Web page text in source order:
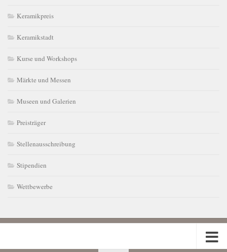
Keramikpreis
Keramikstadt
Kurse und Workshops
Märkte und Messen
Museen und Galerien
Preisträger
Stellenausschreibung
Stipendien
Wettbewerbe